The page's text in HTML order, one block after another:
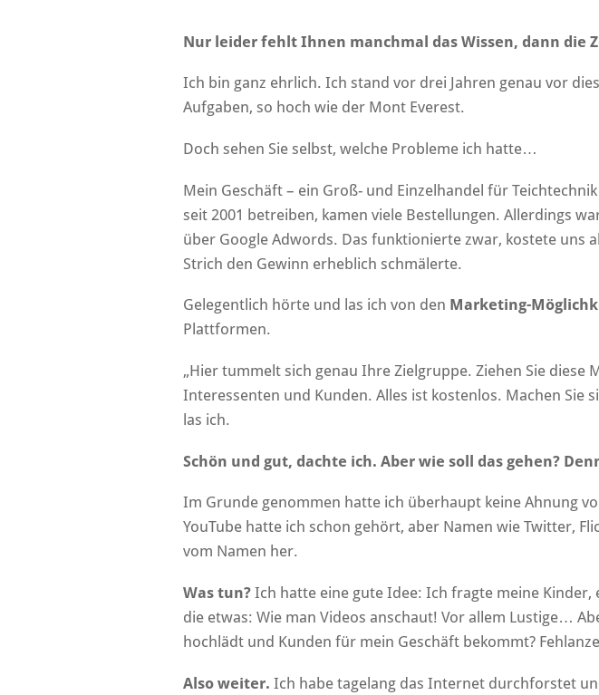
Nur leider fehlt Ihnen manchmal das Wissen, dann die
Ich bin ganz ehrlich. Ich stand vor drei Jahren genau vor
Aufgaben, so hoch wie der Mont Everest.
Doch sehen Sie selbst, welche Probleme ich hatte…
Mein Geschäft – ein Groß- und Einzelhandel für
seit 2001 betreiben, kamen viele Bestellungen. Allerdings
über Google Adwords. Das funktionierte zwar, kostete uns
Strich den Gewinn erheblich schmälerte.
Gelegentlich hörte und las ich von den Marketing-
Plattformen.
„Hier tummelt sich genau Ihre Zielgruppe. Ziehen Sie
Interessenten und Kunden. Alles ist kostenlos. Machen Sie
las ich.
Schön und gut, dachte ich. Aber wie soll das gehen?
Im Grunde genommen hatte ich überhaupt keine Ahnung
YouTube hatte ich schon gehört, aber Namen wie Twitter,
vom Namen her.
Was tun? Ich hatte eine gute Idee: Ich fragte meine Kinder,
die etwas: Wie man Videos anschaut! Vor allem Lustige…
hochlädt und Kunden für mein Geschäft bekommt?
Also weiter. Ich habe tagelang das Internet durchforstet